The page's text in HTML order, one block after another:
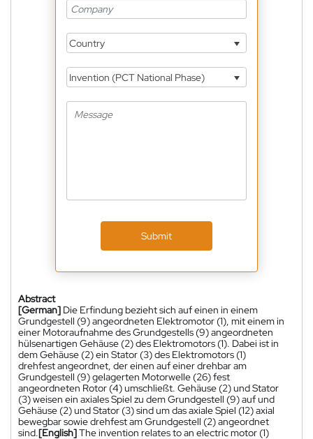
Country
Invention (PCT National Phase)
Submit
Abstract
[German] Die Erfindung bezieht sich auf einen in einem
Grundgestell (9) angeordneten Elektromotor (1), mit einem in
einer Motoraufnahme des Grundgestells (9) angeordneten
hülsenartigen Gehäuse (2) des Elektromotors (1). Dabei ist in
dem Gehäuse (2) ein Stator (3) des Elektromotors (1)
drehfest angeordnet, der einen auf einer drehbar am
Grundgestell (9) gelagerten Motorwelle (26) fest
angeordneten Rotor (4) umschließt. Gehäuse (2) und Stator
(3) weisen ein axiales Spiel zu dem Grundgestell (9) auf und
Gehäuse (2) und Stator (3) sind um das axiale Spiel (12) axial
bewegbar sowie drehfest am Grundgestell (2) angeordnet
sind.[English]The invention relates to an electric motor (1)